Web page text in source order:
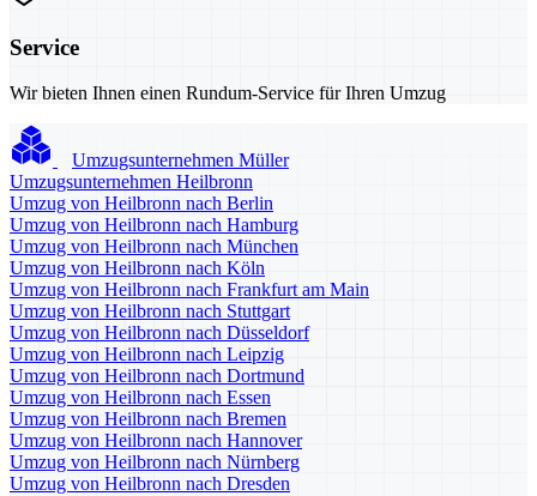
Service
Wir bieten Ihnen einen Rundum-Service für Ihren Umzug
Umzugsunternehmen Müller
Umzugsunternehmen Heilbronn
Umzug von Heilbronn nach Berlin
Umzug von Heilbronn nach Hamburg
Umzug von Heilbronn nach München
Umzug von Heilbronn nach Köln
Umzug von Heilbronn nach Frankfurt am Main
Umzug von Heilbronn nach Stuttgart
Umzug von Heilbronn nach Düsseldorf
Umzug von Heilbronn nach Leipzig
Umzug von Heilbronn nach Dortmund
Umzug von Heilbronn nach Essen
Umzug von Heilbronn nach Bremen
Umzug von Heilbronn nach Hannover
Umzug von Heilbronn nach Nürnberg
Umzug von Heilbronn nach Dresden